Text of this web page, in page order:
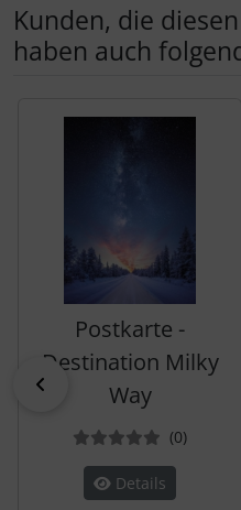
Kunden, die
haben auch
Postkarte -
Destination Milky
Way
(0)
Details